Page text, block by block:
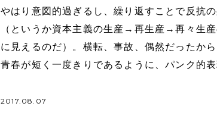
やはり意図的過ぎるし、繰り返すことで反抗
（というか資本主義の生産→再生産→再々生
に見えるのだ）。横転、事故、偶然だったか
青春が短く一度きりであるように、パンク的
2017.08.07